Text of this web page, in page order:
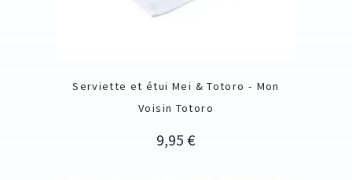
Serviette et étui Mei & Totoro - Mon
Voisin Totoro
Prix
9,95 €